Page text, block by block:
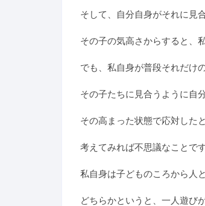
そして、自分自身がそれに見
その子の気高さからすると、
でも、私自身が普段それだけ
その子たちに見合うように自
その高まった状態で応対した
考えてみれば不思議なことです
私自身は子どものころから人
どちらかというと、一人遊び